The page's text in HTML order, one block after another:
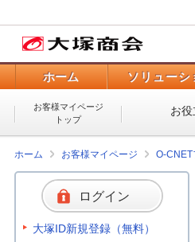
ホーム ソリューシ
お客様マイページ
トップ
お
ホーム お客様マイページ O-CNET
ログイン
大塚ID新規登録（無料）